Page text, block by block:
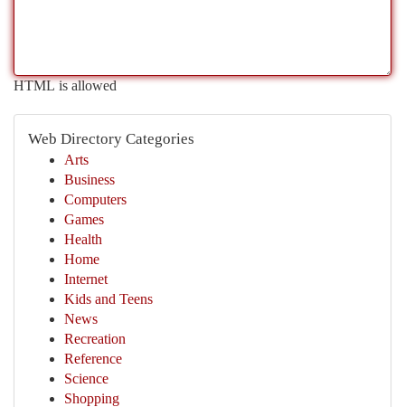
HTML is allowed
Web Directory Categories
Arts
Business
Computers
Games
Health
Home
Internet
Kids and Teens
News
Recreation
Reference
Science
Shopping